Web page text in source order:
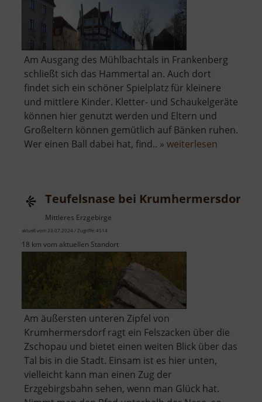
Am Ausgang des Mühlbachtals in Frankenberg
schließt sich das Hammertal an. Auch dort
findet sich ein schöner Spielplatz für kleinere
und mittlere Kinder. Kletter- und Schaukelgeräte
können hier genutzt werden und Eltern und
Großeltern können gemütlich auf Bänken ruhen.
Wer einen Ball dabei hat, find.. » weiterlesen
Teufelsnase bei Krumhermersdorf
Mittleres Erzgebirge
aktuell vom 23.07.2024 / Zugriffe: 4514
18 km vom aktuellen Standort
Am äußersten unteren Zipfel von
Krumhermersdorf ragt ein Felszacken über die
Zschopau und bietet einen weiten Blick über das
Tal bis in die Stadt. Einsam ist es hier unten,
vielleicht kann man einen Zug der
Erzgebirgsbahn sehen, wenn man Glück hat.